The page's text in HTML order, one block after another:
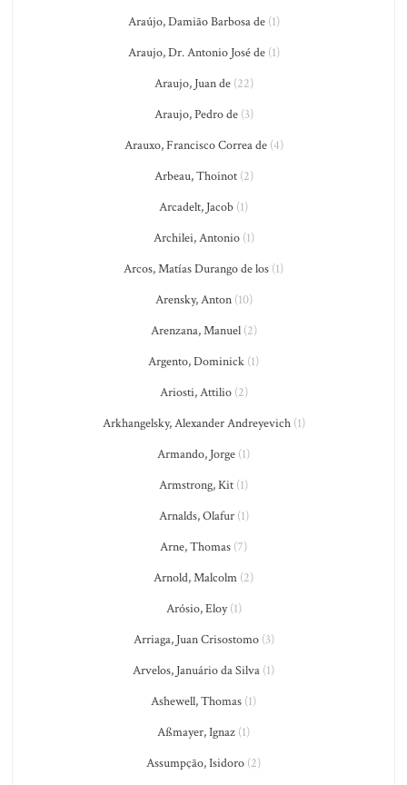
Araújo, Damião Barbosa de(1)
Araujo, Dr. Antonio José de(1)
Araujo, Juan de(22)
Araujo, Pedro de(3)
Arauxo, Francisco Correa de(4)
Arbeau, Thoinot(2)
Arcadelt, Jacob (1)
Archilei, Antonio(1)
Arcos, Matías Durango de los (1)
Arensky, Anton(10)
Arenzana, Manuel(2)
Argento, Dominick (1)
Ariosti, Attilio(2)
Arkhangelsky, Alexander Andreyevich(1)
Armando, Jorge (1)
Armstrong, Kit (1)
Arnalds, Olafur(1)
Arne, Thomas (7)
Arnold, Malcolm (2)
Arósio, Eloy(1)
Arriaga, Juan Crisostomo(3)
Arvelos, Januário da Silva (1)
Ashewell, Thomas (1)
Aßmayer, Ignaz (1)
Assumpção, Isidoro (2)